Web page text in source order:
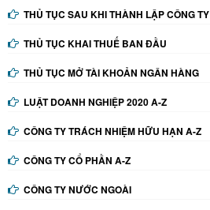
THỦ TỤC SAU KHI THÀNH LẬP CÔNG TY
THỦ TỤC KHAI THUẾ BAN ĐẦU
THỦ TỤC MỞ TÀI KHOẢN NGÂN HÀNG
LUẬT DOANH NGHIỆP 2020 A-Z
CÔNG TY TRÁCH NHIỆM HỮU HẠN A-Z
CÔNG TY CỔ PHẦN A-Z
CÔNG TY NƯỚC NGOÀI